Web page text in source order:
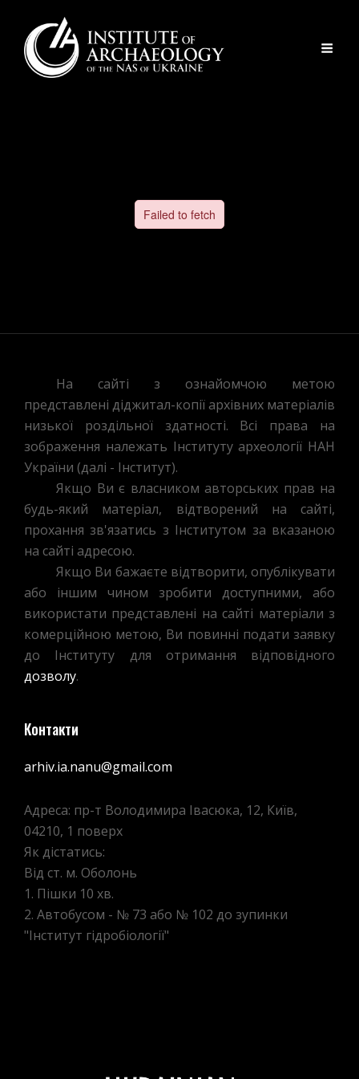
На сайті з ознайомчою метою
представлені діджитал-копії архівних матеріалів
низької роздільної здатності. Всі права на
зображення належать Інституту археології НАН
України (далі - Інститут).
Якщо Ви є власником авторських прав на
будь-який матеріал, відтворений на сайті,
прохання зв'язатись з Інститутом за вказаною
на сайті адресою.
Якщо Ви бажаєте відтворити, опублікувати
або іншим чином зробити доступними, або
використати представлені на сайті матеріали з
комерційною метою, Ви повинні подати заявку
до Інституту для отримання відповідного
дозволу.
Контакти
arhiv.ia.nanu@gmail.com
Адреса: пр-т Володимира Івасюка, 12, Київ,
04210, 1 поверх
Як дістатись:
Від ст. м. Оболонь
1. Пішки 10 хв.
2. Автобусом - № 73 або № 102 до зупинки
"Інститут гідробіології"